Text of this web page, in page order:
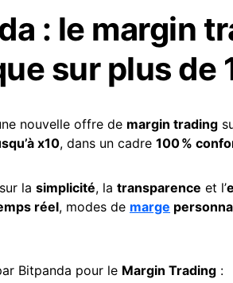
: le margin
sur plus de
nouvelle offre de margin trading
x10, dans un cadre 100 %
la simplicité, la transparence et l’
réel, modes de marge
Bitpanda pour le Margin Trading :